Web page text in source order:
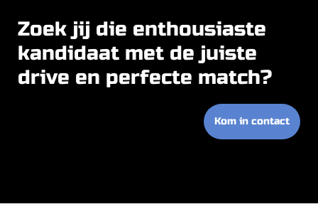
Zoek jij die enthousiaste
kandidaat met de juiste
drive en perfecte match?
Kom in contact